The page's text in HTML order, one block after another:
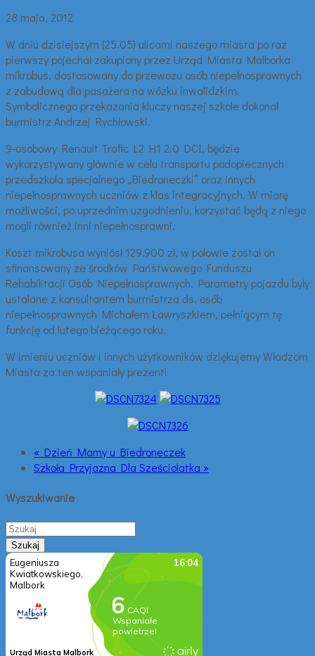
28 maja, 2012
W dniu dzisiejszym (25.05) ulicami naszego miasta po raz
pierwszy pojechał zakupiony przez Urząd Miasta Malborka
mikrobus, dostosowany do przewozu osób niepełnosprawnych
z zabudową dla pasażera na wózku inwalidzkim.
Symbolicznego przekazania kluczy naszej szkole dokonał
burmistrz Andrzej Rychłowski.
9-osobowy Renault Trafic L2 H1 2.0 DCI, będzie
wykorzystywany głównie w celu transportu podopiecznych
przedszkola specjalnego „Biedroneczki” oraz innych
niepełnosprawnych uczniów z klas integracyjnych. W miarę
możliwości, po uprzednim uzgodnieniu, korzystać będą z niego
mogli również inni niepełnosprawni.
Koszt mikrobusa wyniósł 129.900 zł, w połowie został on
sfinansowany ze środków Państwowego Funduszu
Rehabilitacji Osób Niepełnosprawnych. Parametry pojazdu były
ustalane z konsultantem burmistrza ds. osób
niepełnosprawnych Michałem Ławryszkiem, pełniącym tę
funkcję od lutego bieżącego roku.
W imieniu uczniów i innych użytkowników dziękujemy Władzom
Miasta za ten wspaniały prezent!
« Dzień Mamy u Biedroneczek
Szkoła Przyjazna Dla Sześciolatka »
Wyszukiwanie